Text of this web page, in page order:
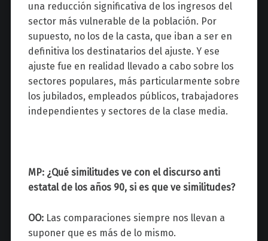
una reducción significativa de los ingresos del
sector más vulnerable de la población. Por
supuesto, no los de la casta, que iban a ser en
definitiva los destinatarios del ajuste. Y ese
ajuste fue en realidad llevado a cabo sobre los
sectores populares, más particularmente sobre
los jubilados, empleados públicos, trabajadores
independientes y sectores de la clase media.
MP: ¿Qué similitudes ve con el discurso anti
estatal de los años 90, si es que ve similitudes?
OO: Las comparaciones siempre nos llevan a
suponer que es más de lo mismo.